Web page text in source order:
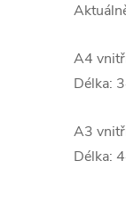
A4
Délka:
A3
Délka: